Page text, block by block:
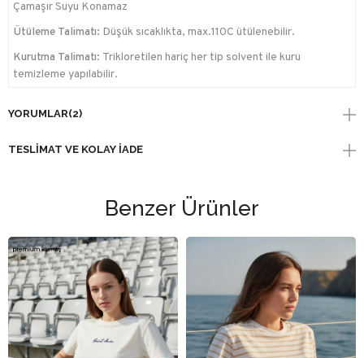
Çamaşır Suyu Konamaz
Ütüleme Talimatı: Düşük sıcaklıkta, max.110C ütülenebilir.
Kurutma Talimatı: Trikloretilen hariç her tip solvent ile kuru
temizleme yapılabilir.
YORUMLAR(2)
TESLIMAT VE KOLAY İADE
Benzer Ürünler